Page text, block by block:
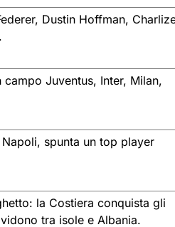
Dustin Hoffman,
Juventus, Inter, Milan,
spunta un top player
la Costiera conquista gli
tra isole e Albania.